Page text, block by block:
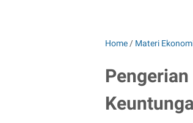
Home / Materi